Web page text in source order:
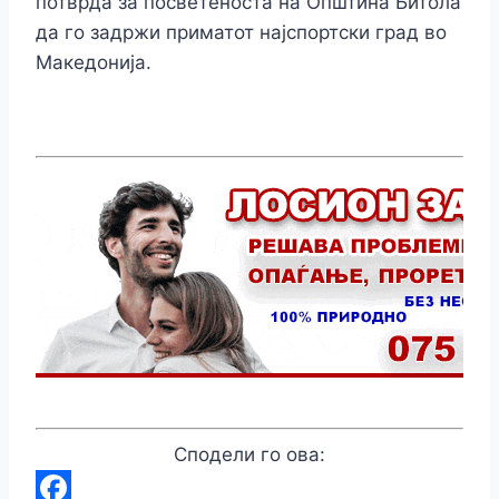
да го задржи приматот најспортски град во
Македонија.
Сподели го ова: